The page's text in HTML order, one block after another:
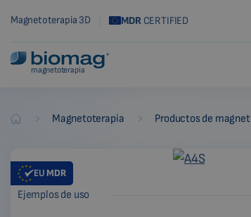
Magnetoterapia 3D MDRCERTIFIED
magnetoterapia
Biomag Magnetoterapia Productos de
EUMDR
Ejemplos de uso